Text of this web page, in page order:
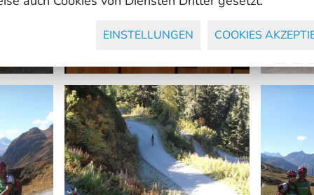
EINSTELLUNGEN COOKIES